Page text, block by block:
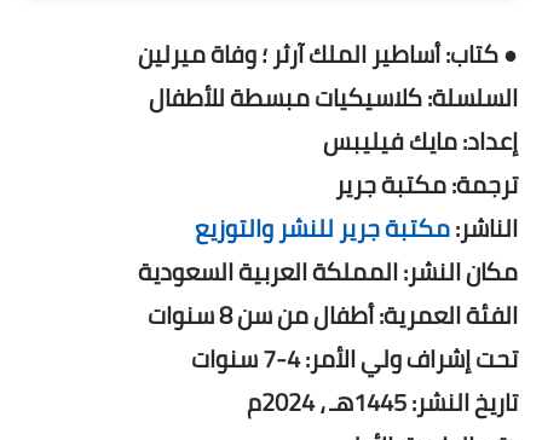
● كتاب: أساطير الملك آرثر ؛ وفاة ميرلين
السلسلة: كلاسيكيات مبسطة للأطفال
إعداد: مايك فيليبس
ترجمة: مكتبة جرير
الناشر:مكتبة جرير للنشر والتوزيع
مكان النشر: المملكة العربية السعودية
الفئة العمرية: أطفال من سن 8 سنوات
تحت إشراف ولي الأمر: 4-7 سنوات
تاريخ النشر: 1445هـ ، 2024م